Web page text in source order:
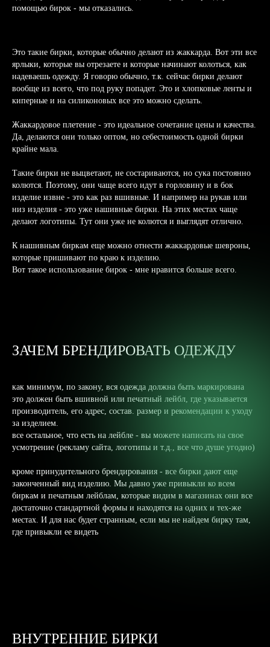
помощью бирок - мы отказались.
Это такие бирки, которые обычно делают из жаккарда. Вот эти все
ярлыки, которые вы отрезаете и которые начинают колоться, как
надеваешь одежду. Я говорю обычно, т.к. сейчас бирки делают
вообще из всего, что под руку попадет. Это и хлопковые ленты и
киперные и на силиконовых все это можно сделать.
Жаккардовое плетение - это идеальное сочетание цены и качества.
Да, делаются они только оптом, но себестоимость одной бирки
крайне мала.
Такие бирки не выцветают, не состариваются, но сука постоянно
колются. Поэтому, они чаще всего идут в горловину и в бок
изделие извне - это как раз вшивные. И например на рукав или
низ изделия - это уже нашивные бирки. На этих местах чаще
делают логотипы. Тут они уже не колются и выглядят отлично.
К нашивным биркам еще можно отнести жаккардовые шевроны,
которые пришивают по краю к изделию.
Вот такое использование бирок - мне нравится больше всего.
ЗАЧЕМ БРЕНДИРОВАТЬ ОДЕЖДУ
как минимум, по закону, вся одежда должна быть маркирована
это должен быть вшивной или печатный лейбл, где указывается
производитель, его адрес, состав. размер и рекомендации к уходу
за изделием.
все остальное, что есть на лейбле - вы можете написать на свое
усмотрение (рекламу сайта, логотипы и т.д., все что душе угодно)
кроме принудительного брендирования - все бирки дают еще
законченный вид изделию. Мы давно уже привыкли ко всем
биркам и печатным лейблам, которые видим в магазинах они все
достаточно стандартной формы и находятся на одних и тех-же
местах. И для нас будет странным, если мы не найдем бирку там,
где привыкли ее видеть
ВНУТРЕННИЕ БИРКИ